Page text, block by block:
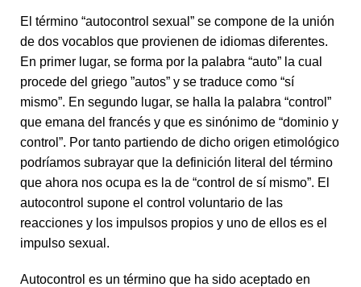
El término “autocontrol sexual” se compone de la unión
de dos vocablos que provienen de idiomas diferentes.
En primer lugar, se forma por la palabra “auto” la cual
procede del griego ”autos” y se traduce como “sí
mismo”. En segundo lugar, se halla la palabra “control”
que emana del francés y que es sinónimo de “dominio y
control”. Por tanto partiendo de dicho origen etimológico
podríamos subrayar que la definición literal del término
que ahora nos ocupa es la de “control de sí mismo”. El
autocontrol supone el control voluntario de las
reacciones y los impulsos propios y uno de ellos es el
impulso sexual.
Autocontrol es un término que ha sido aceptado en